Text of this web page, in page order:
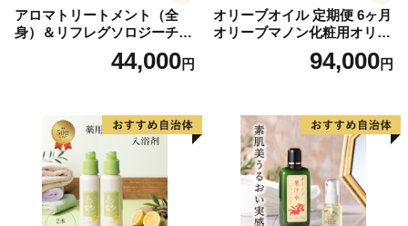
アロマトリートメント（全
身）＆リフレグソロジーチケ
44,000円
オリーブオイル 定期便 6ヶ月
オリーブマノン化粧用オリー
ブオイル 200ml オリーブ オ
イル 美容 スキンケア 化粧用
94,000円